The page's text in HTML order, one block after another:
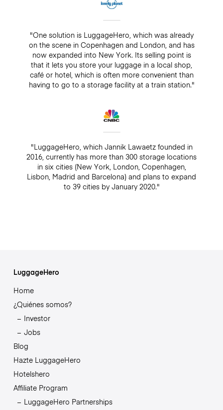
"One solution is LuggageHero, which was already
on the scene in Copenhagen and London, and has
now expanded into New York. Its selling point is
that it lets you store your luggage in a local shop,
café or hotel, which is often more convenient than
having to go to a storage facility at a train station."
"LuggageHero, which Jannik Lawaetz founded in
2016, currently has more than 300 storage locations
in six cities (New York, London, Copenhagen,
Lisbon, Madrid and Barcelona) and plans to expand
to 39 cities by January 2020."
LuggageHero
Home
¿Quiénes somos?
Investor
Jobs
Blog
Hazte LuggageHero
Hotelshero
Affiliate Program
LuggageHero Partnerships